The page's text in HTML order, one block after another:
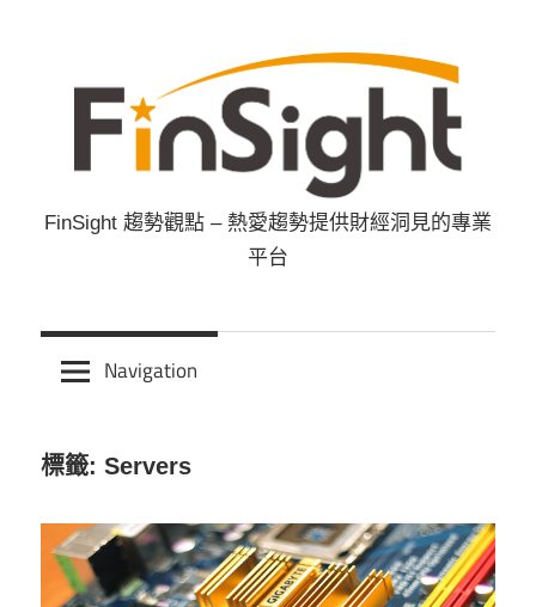
content
FinSight
勢
點
FinSight 趨勢觀點 – 熱愛趨勢提供財經洞見的專業
平台
Navigation
標籤: Servers